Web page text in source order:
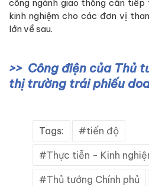
công ngành giao thông cần
kinh nghiệm cho các đơn vị
lớn về sau.
Công điện của Thủ
thị trường trái phiếu
Tags: tiến độ
Thực tiễn - Kinh
Thủ tướng Chính phủ